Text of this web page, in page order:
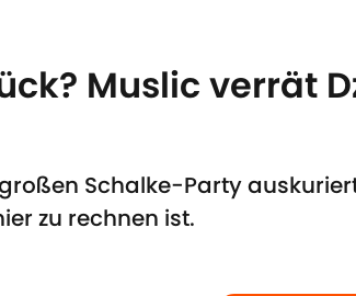
Muslic verrät
Schalke-Party
zu rechnen ist.